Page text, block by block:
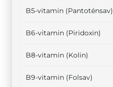
B5-vitamin (Pantoténsav)
B6-vitamin (Piridoxin)
B8-vitamin (Kolin)
B9-vitamin (Folsav)